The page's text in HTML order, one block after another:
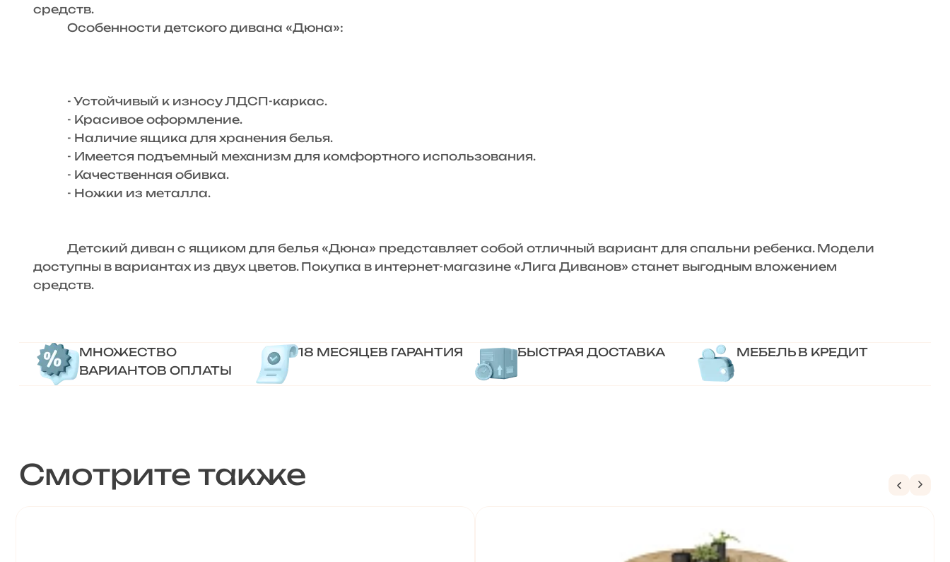
средств.
Особенности детского дивана «Дюна»:
- Устойчивый к износу ЛДСП-каркас.
- Красивое оформление.
- Наличие ящика для хранения белья.
- Имеется подъемный механизм для комфортного использования.
- Качественная обивка.
- Ножки из металла.
Детский диван с ящиком для белья «Дюна» представляет собой отличный вариант для спальни ребенка. Модели
доступны в вариантах из двух цветов. Покупка в интернет-магазине «Лига Диванов» станет выгодным вложением
средств.
МНОЖЕСТВО
ВАРИАНТОВ ОПЛАТЫ
18 МЕСЯЦЕВ ГАРАНТИЯ БЫСТРАЯ ДОСТАВКА МЕБЕЛЬ В КРЕДИТ
Смотрите также